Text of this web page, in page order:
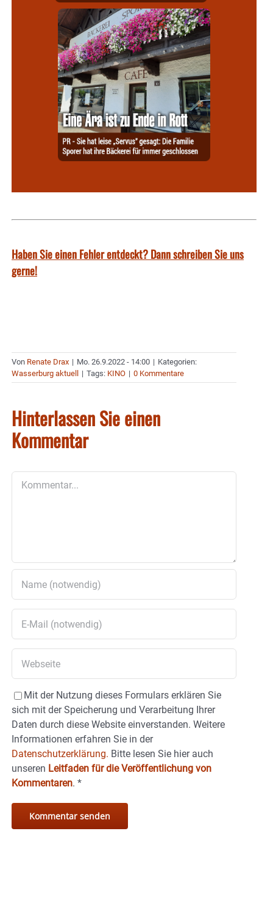
Haben Sie einen Fehler entdeckt? Dann schreiben Sie uns
gerne!
Von Renate Drax | Mo. 26.9.2022 - 14:00 | Kategorien:
Wasserburg aktuell
| Tags: KINO | 0 Kommentare
Hinterlassen Sie einen
Kommentar
Mit der Nutzung dieses Formulars erklären Sie
sich mit der Speicherung und Verarbeitung Ihrer
Daten durch diese Website einverstanden. Weitere
Informationen erfahren Sie in der
Datenschutzerklärung. Bitte lesen Sie hier auch
unseren Leitfaden für die Veröffentlichung von
Kommentaren. *